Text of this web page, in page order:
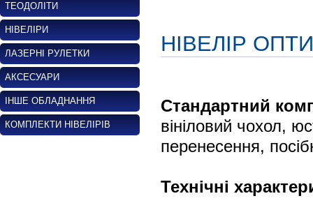
НІВЕЛІР
Стандартний
вініловий чохол,
перенесення,
Технічні
ТЕОДОЛІТИ
НІВЕЛІРИ
ЛАЗЕРНІ РУЛЕТКИ
АКСЕСУАРИ
ІНШЕ ОБЛАДНАННЯ
КОМПЛЕКТИ НІВЕЛІРІВ